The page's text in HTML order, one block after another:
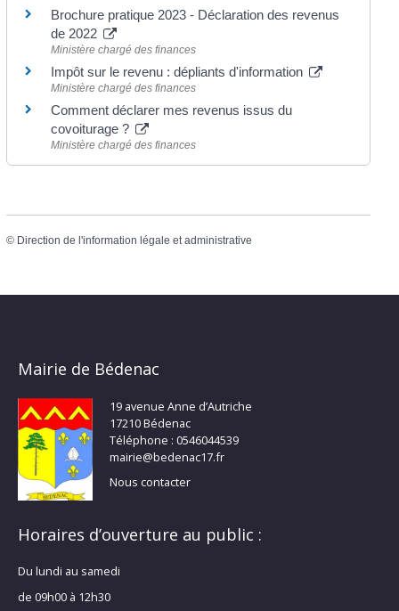
Brochure pratique 2023 - Déclaration des revenus
de 2022
Ministère chargé des finances
Impôt sur le revenu : dépliants d'information
Ministère chargé des finances
Comment déclarer mes revenus issus du
covoiturage ?
Ministère chargé des finances
© Direction de l'information légale et administrative
Mairie de Bédenac
19 avenue Anne d’Autriche
17210 Bédenac
Téléphone : 0546044539
mairie@bedenac17.fr
Nous contacter
Horaires d’ouverture au public :
Du lundi au samedi
de 09h00 à 12h30